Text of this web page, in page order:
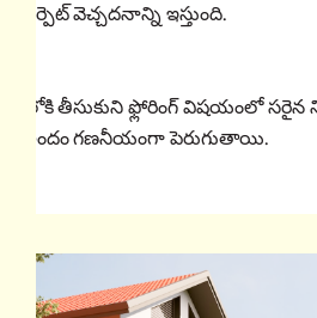
కార్పెట్ వెచ్చదనాన్ని ఇస్తుంది.
తీసుకుని ఫ్లోరింగ్ విషయంలో
అందం గణనీయంగా పెరుగుతాయి.